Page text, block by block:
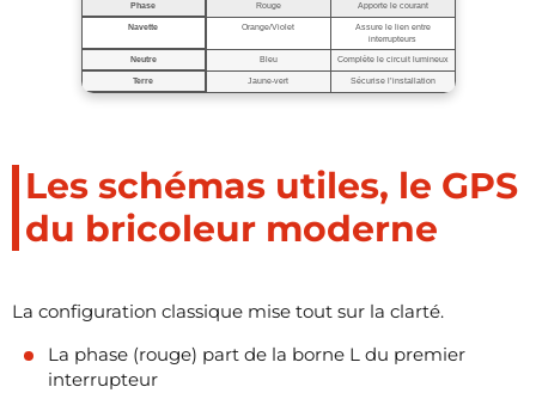
Phase Rouge Apporte le courant
Navette Orange/Violet
Assure le lien entre
interrupteurs
Neutre Bleu Complète le circuit lumineux
Terre Jaune-vert Sécurise l’installation
Les schémas utiles, le GPS
du bricoleur moderne
La configuration classique mise tout sur la clarté.
La phase (rouge) part de la borne L du premier
interrupteur